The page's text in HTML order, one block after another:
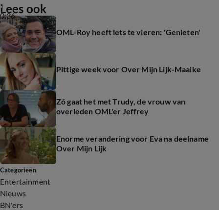
0:36
Lees ook
OML-Roy heeft iets te vieren: 'Genieten'
Pittige week voor Over Mijn Lijk-Maaike
Zó gaat het met Trudy, de vrouw van
overleden OML'er Jeffrey
Enorme verandering voor Eva na deelname
Over Mijn Lijk
Categorieën
Entertainment
Nieuws
BN'ers